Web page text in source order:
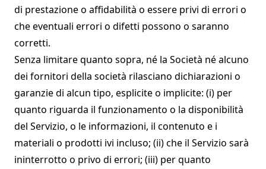
di prestazione o affidabilità o essere privi di errori o
che eventuali errori o difetti possono o saranno
corretti.
Senza limitare quanto sopra, né la Società né alcuno
dei fornitori della società rilasciano dichiarazioni o
garanzie di alcun tipo, esplicite o implicite: (i) per
quanto riguarda il funzionamento o la disponibilità
del Servizio, o le informazioni, il contenuto e i
materiali o prodotti ivi incluso; (ii) che il Servizio sarà
ininterrotto o privo di errori; (iii) per quanto